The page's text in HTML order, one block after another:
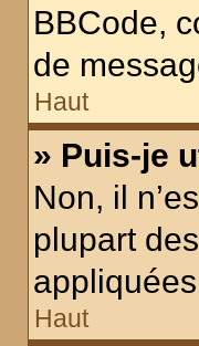
BBCode,
de
Haut
» Puis-je
Non, il
plupart
Haut